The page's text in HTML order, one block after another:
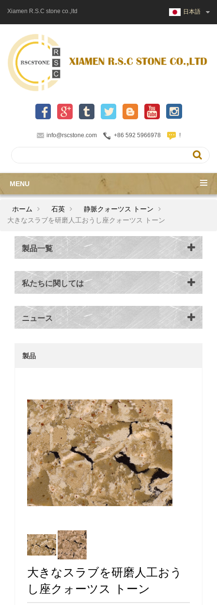
Xiamen R.S.C stone co.,ltd 日本語
info@rscstone.com +86 592 5966978 !
MENU
ホーム 石英
静脈クォーツス トーン
大きなスラブを研磨人工おうし座クォーツス トーン
製品一覧
私たちに関しては
ニュース
製品
大きなスラブを研磨人工おう
し座クォーツス トーン